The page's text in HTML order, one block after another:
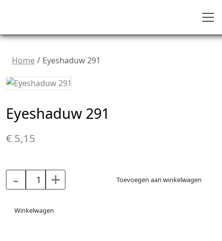
Home Eyeshaduw 291
Eyeshaduw 291
€ 5,15
- + Toevoegen aan winkelwagen
Winkelwagen